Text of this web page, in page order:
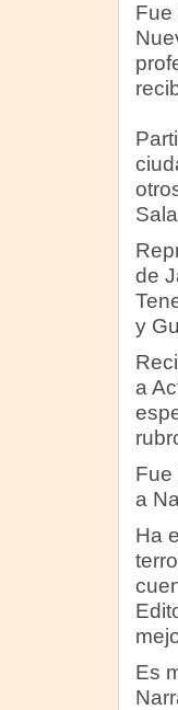
Fue
de
y
a
Fue
a
Ha
Es